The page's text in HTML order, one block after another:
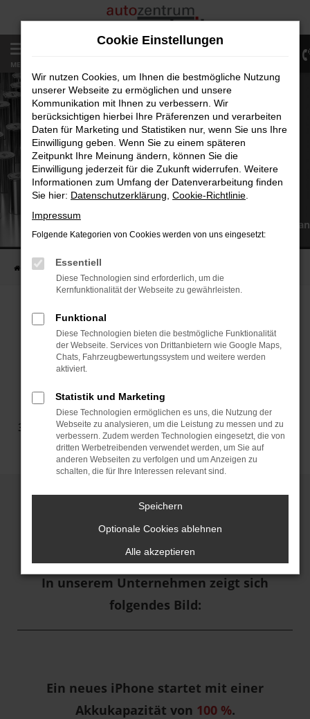
Zum
Hauptinhalt
springen
MENÜ
Tesla Batterien – nachhaltig &
Startseite Unternehmen
TESLA-BATTERIEN SIND
BEEINDRUCKEND & LANGLEBIG
Laut dem **2023 Tesla Impact Report** beträgt der
Kapazitätsverlust bei einem Long Range Modell nach
320.000 Kilometern nur etwa 15 %. Diese Daten stimmen
auch mit unseren eigenen Erfahrungen überein.
Ein Vergleich, der das Thema
Batteriedegradation verständlich macht,
ist das Beispiel eines Smartphones.
In unserem Unternehmen zeigt sich
folgendes Bild:
Ein neues iPhone startet mit einer
Akkukapazität von 100 %.
Cookie Einstellungen
Wir nutzen Cookies, um Ihnen die bestmögliche Nutzung
unserer Webseite zu ermöglichen und unsere
Kommunikation mit Ihnen zu verbessern. Wir
berücksichtigen hierbei Ihre Präferenzen und verarbeiten
Daten für Marketing und Statistiken nur, wenn Sie uns Ihre
Einwilligung geben. Wenn Sie zu einem späteren
Zeitpunkt Ihre Meinung ändern, können Sie die
Einwilligung jederzeit für die Zukunft widerrufen. Weitere
Informationen zum Umfang der Datenverarbeitung finden
Sie hier: Datenschutzerklärung Cookie-Richtlinie
Impressum
Folgende Kategorien von Cookies werden von uns eingesetzt:
Essentiell
Diese Technologien sind erforderlich, um die
Kernfunktionalität der Webseite zu gewährleisten.
Funktional
Diese Technologien bieten die bestmögliche Funktionalität
der Webseite. Services von Drittanbietern wie Google Maps,
Chats, Fahrzeugbewertungssystem und weitere werden
aktiviert.
Statistik und Marketing
Diese Technologien ermöglichen es uns, die Nutzung der
Webseite zu analysieren, um die Leistung zu messen und zu
verbessern. Zudem werden Technologien eingesetzt, die von
dritten Werbetreibenden verwendet werden, um Sie auf
anderen Webseiten zu verfolgen und um Anzeigen zu
schalten, die für Ihre Interessen relevant sind.
Speichern
Optionale Cookies ablehnen
Alle akzeptieren